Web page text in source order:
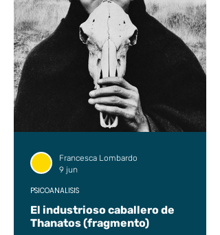
El industrioso caballero de
Thanatos (fragmento)
PSICOANÁLISIS
Francesca Lombardo
9 jun